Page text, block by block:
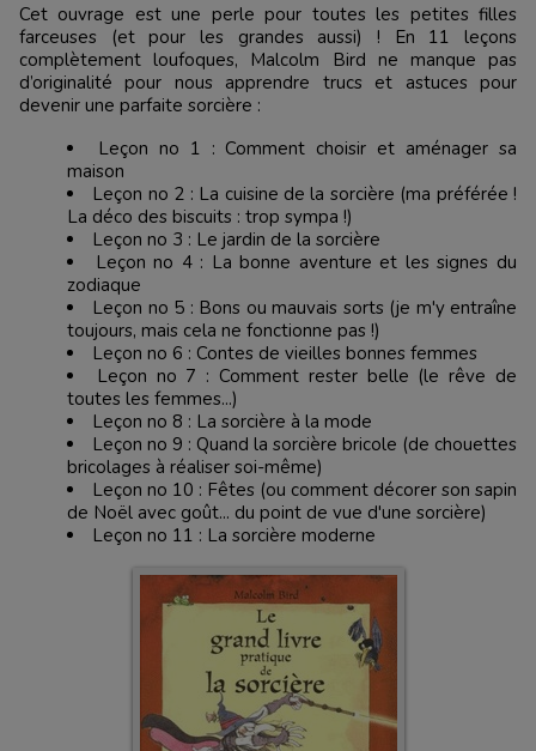
Cet ouvrage est une perle pour toutes les petites filles
farceuses (et pour les grandes aussi) ! En 11 leçons
complètement loufoques, Malcolm Bird ne manque pas
d’originalité pour nous apprendre trucs et astuces pour
devenir une parfaite sorcière :
Leçon no 1 : Comment choisir et aménager sa
maison
Leçon no 2 : La cuisine de la sorcière (ma préférée !
La déco des biscuits : trop sympa !)
Leçon no 3 : Le jardin de la sorcière
Leçon no 4 : La bonne aventure et les signes du
zodiaque
Leçon no 5 : Bons ou mauvais sorts (je m'y entraîne
toujours, mais cela ne fonctionne pas !)
Leçon no 6 : Contes de vieilles bonnes femmes
Leçon no 7 : Comment rester belle (le rêve de
toutes les femmes...)
Leçon no 8 : La sorcière à la mode
Leçon no 9 : Quand la sorcière bricole (de chouettes
bricolages à réaliser soi-même)
Leçon no 10 : Fêtes (ou comment décorer son sapin
de Noël avec goût... du point de vue d'une sorcière)
Leçon no 11 : La sorcière moderne